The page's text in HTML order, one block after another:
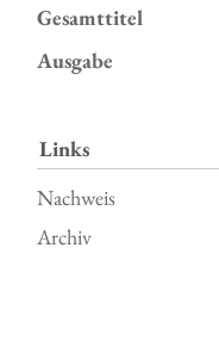
Gesamttitel
Ausgabe
Links
Nachweis
Archiv